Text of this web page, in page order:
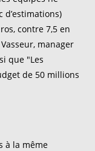
d’estimations)
contre 7,5 en
manager
que "Les
de 50 millions
à la même